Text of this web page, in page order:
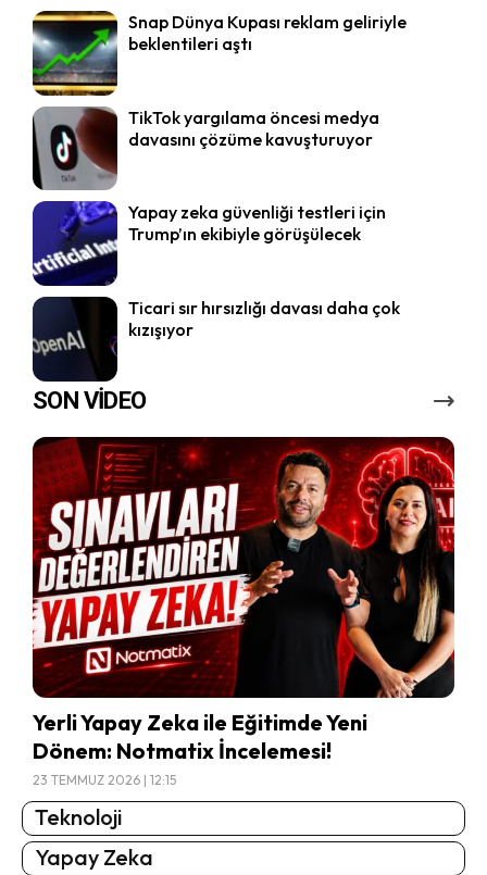
Snap Dünya Kupası reklam geliriyle
beklentileri aştı
TikTok yargılama öncesi medya
davasını çözüme kavuşturuyor
Yapay zeka güvenliği testleri için
Trump’ın ekibiyle görüşülecek
Ticari sır hırsızlığı davası daha çok
kızışıyor
SON VİDEO
Yerli Yapay Zeka ile Eğitimde Yeni
Dönem: Notmatix İncelemesi!
23 TEMMUZ 2026 | 12:15
Teknoloji
Yapay Zeka